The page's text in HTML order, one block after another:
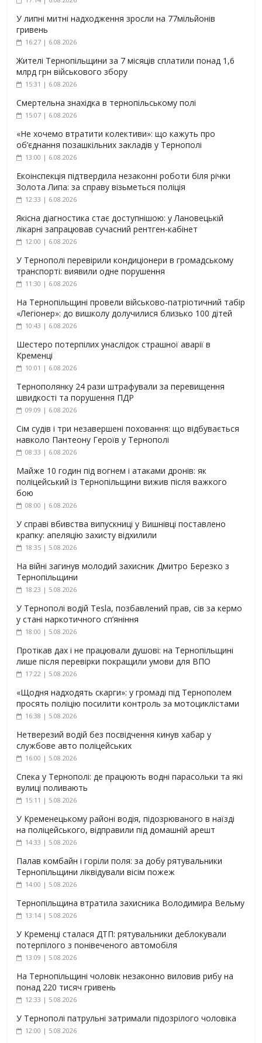
У липні митні надходження зросли на 77мільйонів
гривень
16:27 | 6.08.2026
Жителі Тернопільщини за 7 місяців сплатили понад 1,6
млрд грн військового збору
15:31 | 6.08.2026
Смертельна знахідка в тернопільському полі
15:07 | 6.08.2026
«Не хочемо втратити колективи»: що кажуть про
об’єднання позашкільних закладів у Тернополі
13:00 | 6.08.2026
Екоінспекція підтвердила незаконні роботи біля річки
Золота Липа: за справу візьметься поліція
12:33 | 6.08.2026
Якісна діагностика стає доступнішою: у Лановецькій
лікарні запрацював сучасний рентген-кабінет
12:00 | 6.08.2026
У Тернополі перевірили кондиціонери в громадському
транспорті: виявили одне порушення
11:30 | 6.08.2026
На Тернопільщині провели військово-патріотичний табір
«Легіонер»: до вишколу долучилися близько 100 дітей
10:43 | 6.08.2026
Шестеро потерпілих унаслідок страшної аварії в
Кременці
10:01 | 6.08.2026
Тернополянку 24 рази штрафували за перевищення
швидкості та порушення ПДР
09:09 | 6.08.2026
Сім судів і три незавершені поховання: що відбувається
навколо Пантеону Героїв у Тернополі
08:33 | 6.08.2026
Майже 10 годин під вогнем і атаками дронів: як
поліцейський із Тернопільщини вижив після важкого
бою
08:00 | 6.08.2026
У справі вбивства випускниці у Вишнівці поставлено
крапку: апеляцію захисту відхилили
18:35 | 5.08.2026
На війні загинув молодий захисник Дмитро Березко з
Тернопільщини
18:23 | 5.08.2026
У Тернополі водій Tesla, позбавлений прав, сів за кермо
у стані наркотичного сп’яніння
18:00 | 5.08.2026
Протікав дах і не працювали душові: на Тернопільщині
лише після перевірки покращили умови для ВПО
17:22 | 5.08.2026
«Щодня надходять скарги»: у громаді під Тернополем
просять поліцію посилити контроль за мотоциклістами
16:38 | 5.08.2026
Нетверезий водій без посвідчення кинув хабар у
службове авто поліцейських
16:00 | 5.08.2026
Спека у Тернополі: де працюють водні парасольки та які
вулиці поливають
15:11 | 5.08.2026
У Кременецькому районі водія, підозрюваного в наїзді
на поліцейського, відправили під домашній арешт
14:33 | 5.08.2026
Палав комбайн і горіли поля: за добу рятувальники
Тернопільщини ліквідували вісім пожеж
14:00 | 5.08.2026
Тернопільщина втратила захисника Володимира Вельму
13:14 | 5.08.2026
У Кременці сталася ДТП: рятувальники деблокували
потерпілого з понівеченого автомобіля
13:09 | 5.08.2026
На Тернопільщині чоловік незаконно виловив рибу на
понад 220 тисяч гривень
12:33 | 5.08.2026
У Тернополі патрульні затримали підозрілого чоловіка
12:00 | 5.08.2026